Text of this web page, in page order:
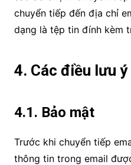
chuyển tiếp đến địa chỉ
dạng là tệp tin đính kèm
4. Các điều lưu
4.1. Bảo mật
Trước khi chuyển tiếp
thông tin trong email